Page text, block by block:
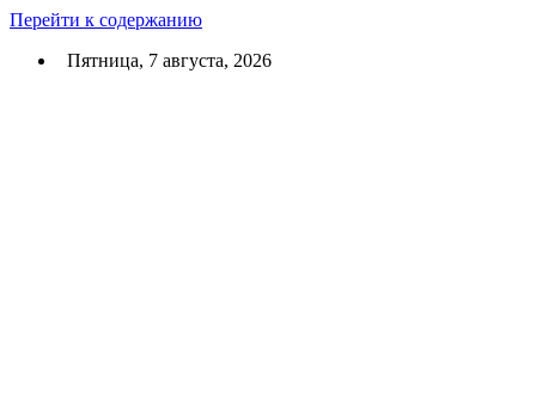
Перейти к содержанию
Пятница, 7 августа, 2026